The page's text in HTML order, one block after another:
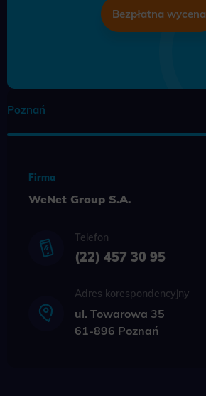
Bezpłatna wycena
Poznań
Firma
WeNet Group S.A.
Telefon
(22) 457 30 95
Adres korespondencyjny
ul. Towarowa 35
61-896 Poznań